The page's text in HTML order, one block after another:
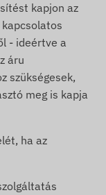
kapjon az
- ideértve a
áru
szükségesek,
meg is kapja
ha az